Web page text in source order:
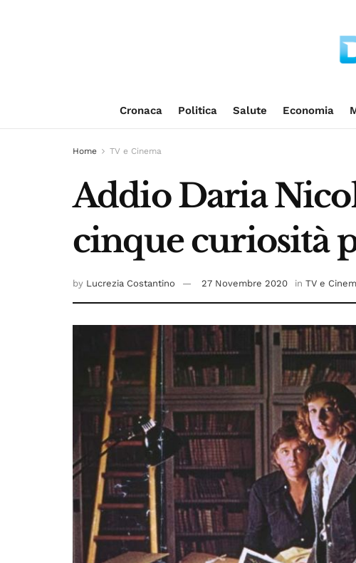
Cronaca Politica Salute Economia
Home TV e Cinema
Addio Daria
cinque curiosità
by Lucrezia Costantino 27 Novembre 2020 in TV e